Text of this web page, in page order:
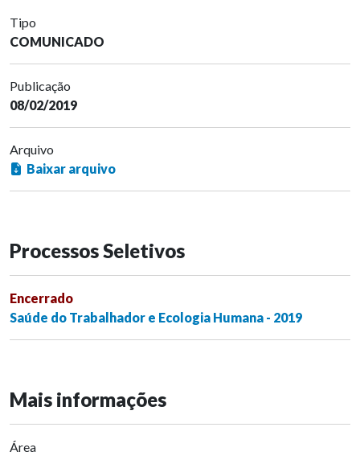
Tipo
COMUNICADO
Publicação
08/02/2019
Arquivo
Baixar arquivo
Processos Seletivos
Encerrado
Saúde do Trabalhador e Ecologia Humana - 2019
Mais informações
Área